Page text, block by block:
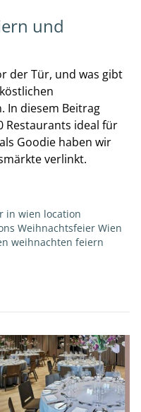
und
der Tür, und was gibt
In diesem Beitrag
Restaurants ideal für
Goodie haben wir
verlinkt.
in wien location
Weihnachtsfeier Wien
weihnachten feiern